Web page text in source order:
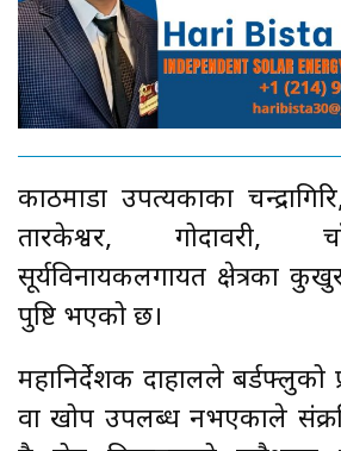
काठमाडौं उपत्यकाका
तारकेश्वर, गोदावरी,
सूर्यविनायकलगायत क्षेत्रका
पुष्टि भएको छ।
महानिर्देशक दाहालले बर्डफ्लुको
वा खोप उपलब्ध नभएकाले